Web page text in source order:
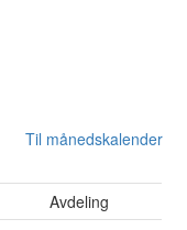
Til månedskalender
Avdeling